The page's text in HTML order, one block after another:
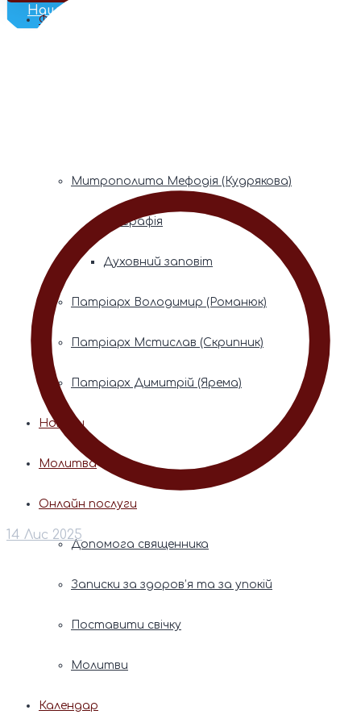
Наш Телеграм
Фонди пам’яті
Митрополита Мефодія (Кудрякова)
Біографія
Духовний заповіт
Патріарх Володимир (Романюк)
Патріарх Мстислав (Скрипник)
Патріарх Димитрій (Ярема)
Новини
Молитва
Онлайн послуги
Допомога священника
Записки за здоров’я та за упокій
Поставити свічку
Молитви
Календар
14 Лис 2025